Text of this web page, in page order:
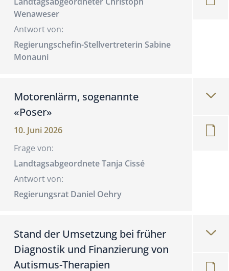
Wenaweser
Antwort von:
Regierungschefin-Stellvertreterin Sabine
Monauni
Motorenlärm, sogenannte
«Poser»
10. Juni 2026
Frage von:
Landtagsabgeordnete Tanja Cissé
Antwort von:
Regierungsrat Daniel Oehry
Stand der Umsetzung bei früher
Diagnostik und Finanzierung von
Autismus-Therapien